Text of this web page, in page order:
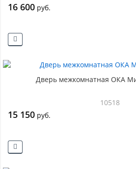
16 600 руб.
Дверь межкомнатная ОКА
10518
15 150 руб.